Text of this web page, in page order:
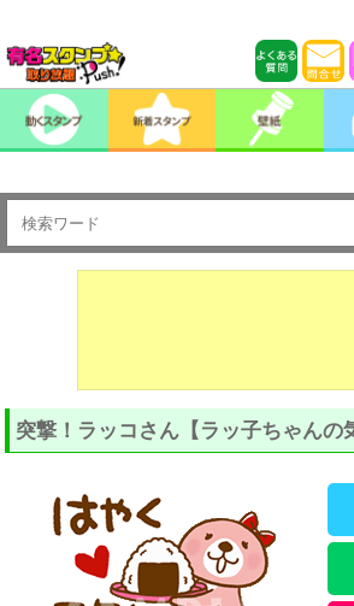
突撃！ラッコさん【ラッ子ちゃんの